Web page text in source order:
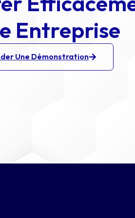
Entreprise
Une Démonstration